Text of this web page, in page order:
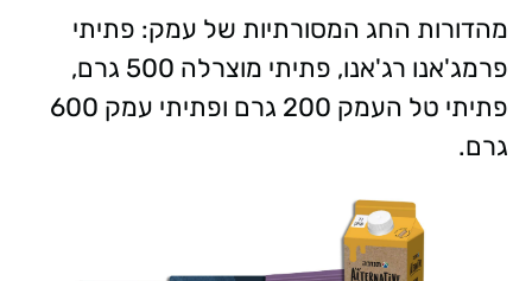
מהדורות החג המסורתיות של עמק: פתיתי
פרמג'אנו רג'אנו, פתיתי מוצרלה 500 גרם,
פתיתי טל העמק 200 גרם ופתיתי עמק 600
גרם.